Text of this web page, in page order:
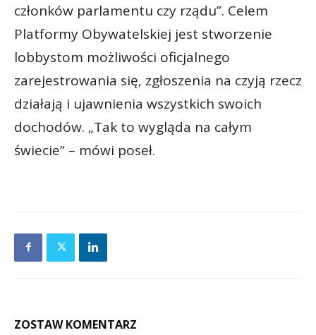
członków parlamentu czy rządu”. Celem
Platformy Obywatelskiej jest stworzenie
lobbystom możliwości oficjalnego
zarejestrowania się, zgłoszenia na czyją rzecz
działają i ujawnienia wszystkich swoich
dochodów. „Tak to wygląda na całym
świecie” – mówi poseł.
ZOSTAW KOMENTARZ